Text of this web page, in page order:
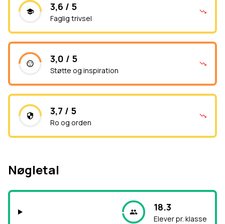
3,6 / 5
Faglig trivsel
3,0 / 5
Støtte og inspiration
3,7 / 5
Ro og orden
Nøgletal
18.3
Elever pr. klasse